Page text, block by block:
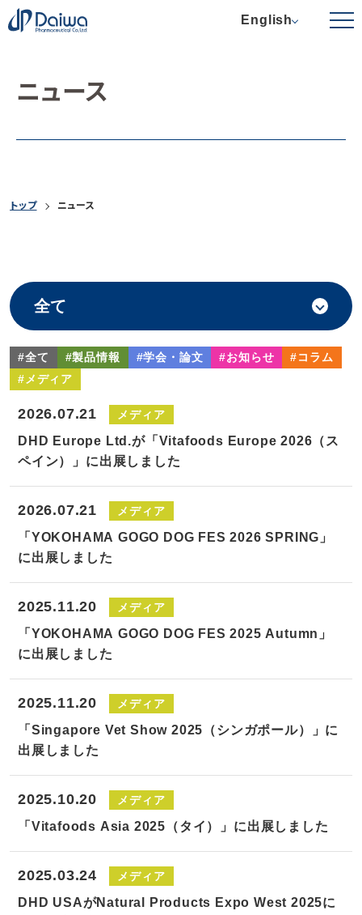
English
ニュース
トップ ニュース
#全て #製品情報 #学会・論文 #お知らせ
#コラム
#メディア
2026.07.21 メディア
DHD Europe Ltd.が「Vitafoods Europe 2026（ス
ペイン）」に出展しました
2026.07.21 メディア
「YOKOHAMA GOGO DOG FES 2026 SPRING」
に出展しました
2025.11.20 メディア
「YOKOHAMA GOGO DOG FES 2025 Autumn」
に出展しました
2025.11.20 メディア
「Singapore Vet Show 2025（シンガポール）」に
出展しました
2025.10.20 メディア
「Vitafoods Asia 2025（タイ）」に出展しました
2025.03.24 メディア
DHD USAがNatural Products Expo West 2025に